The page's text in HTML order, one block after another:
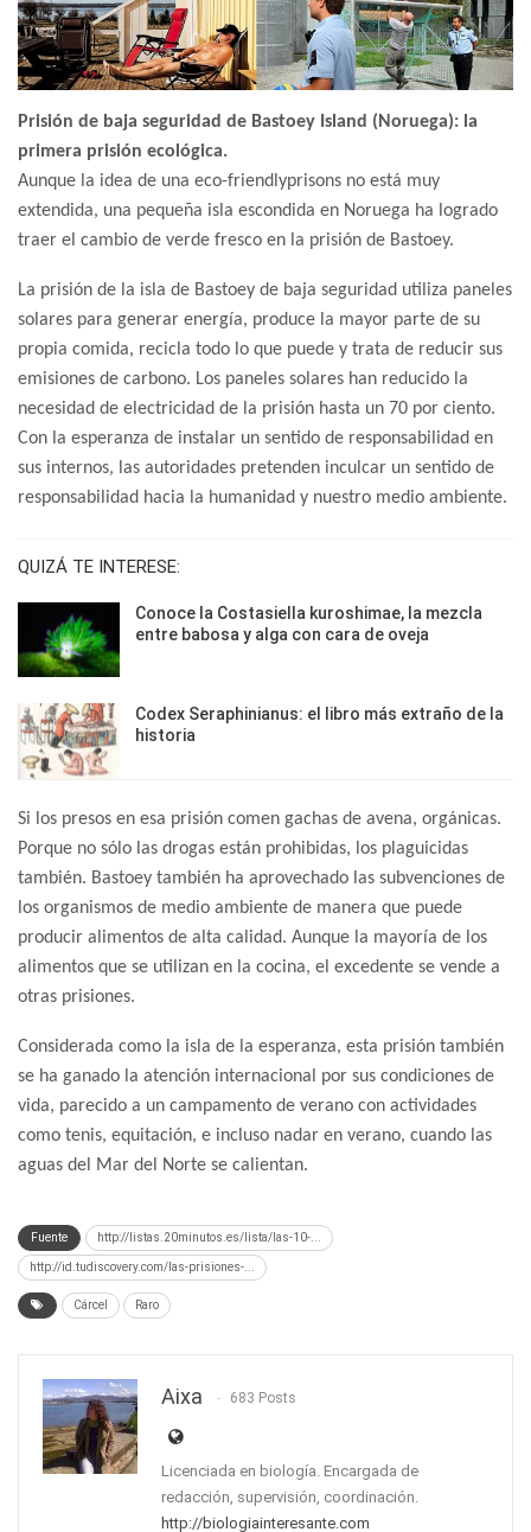
Prisión de baja seguridad de Bastoey Island (Noruega): la
primera prisión ecológica.
Aunque la idea de una eco-friendlyprisons no está muy
extendida, una pequeña isla escondida en Noruega ha logrado
traer el cambio de verde fresco en la prisión de Bastoey.
La prisión de la isla de Bastoey de baja seguridad utiliza paneles
solares para generar energía, produce la mayor parte de su
propia comida, recicla todo lo que puede y trata de reducir sus
emisiones de carbono. Los paneles solares han reducido la
necesidad de electricidad de la prisión hasta un 70 por ciento.
Con la esperanza de instalar un sentido de responsabilidad en
sus internos, las autoridades pretenden inculcar un sentido de
responsabilidad hacia la humanidad y nuestro medio ambiente.
QUIZÁ TE INTERESE:
Conoce la Costasiella kuroshimae, la mezcla
entre babosa y alga con cara de oveja
Codex Seraphinianus: el libro más extraño de la
historia
Si los presos en esa prisión comen gachas de avena, orgánicas.
Porque no sólo las drogas están prohibidas, los plaguicidas
también. Bastoey también ha aprovechado las subvenciones de
los organismos de medio ambiente de manera que puede
producir alimentos de alta calidad. Aunque la mayoría de los
alimentos que se utilizan en la cocina, el excedente se vende a
otras prisiones.
Considerada como la isla de la esperanza, esta prisión también
se ha ganado la atención internacional por sus condiciones de
vida, parecido a un campamento de verano con actividades
como tenis, equitación, e incluso nadar en verano, cuando las
aguas del Mar del Norte se calientan.
Fuente http://listas.20minutos.es/lista/las-10-...
http://id.tudiscovery.com/las-prisiones-...
Cárcel Raro
Aixa 683 Posts
Licenciada en biología. Encargada de
redacción, supervisión, coordinación.
http://biologiainteresante.com